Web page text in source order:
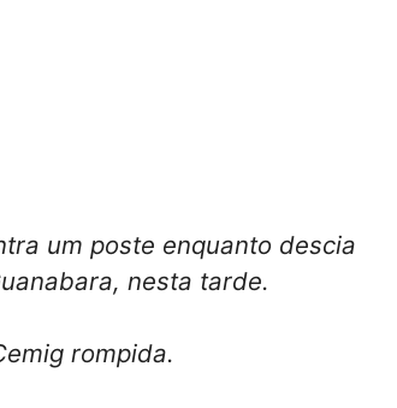
um poste enquanto descia
nesta tarde.
rompida.